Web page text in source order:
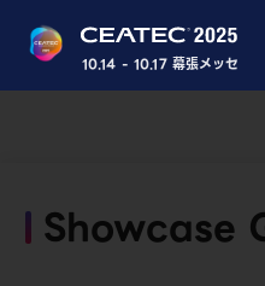
10.14 - 10.17 幕張メッセ
Showcase